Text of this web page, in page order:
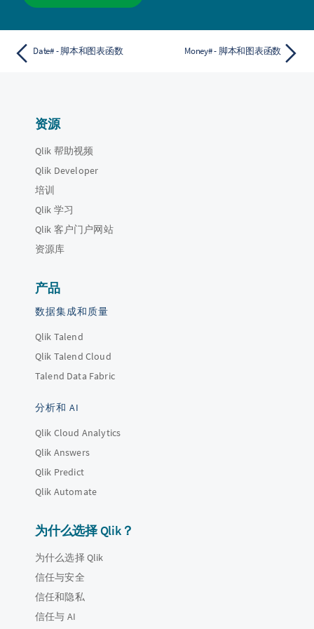
Date# - 脚本和图表函数 Money# - 脚本和图表函数
资源
Qlik 帮助视频
Qlik Developer
培训
Qlik 学习
Qlik 客户门户网站
资源库
产品
数据集成和质量
Qlik Talend
Qlik Talend Cloud
Talend Data Fabric
分析和 AI
Qlik Cloud Analytics
Qlik Answers
Qlik Predict
Qlik Automate
为什么选择 Qlik？
为什么选择 Qlik
信任与安全
信任和隐私
信任与 AI